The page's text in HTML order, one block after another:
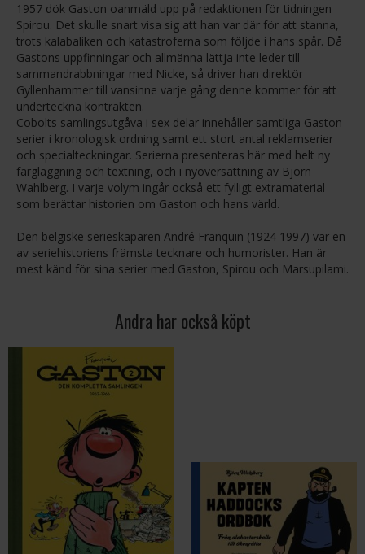
1957 dök Gaston oanmäld upp på redaktionen för tidningen
Spirou. Det skulle snart visa sig att han var där för att stanna,
trots kalabaliken och katastroferna som följde i hans spår. Då
Gastons uppfinningar och allmänna lättja inte leder till
sammandrabbningar med Nicke, så driver han direktör
Gyllenhammer till vansinne varje gång denne kommer för att
underteckna kontrakten.
Cobolts samlingsutgåva i sex delar innehåller samtliga Gaston-
serier i kronologisk ordning samt ett stort antal reklamserier
och specialteckningar. Serierna presenteras här med helt ny
färgläggning och textning, och i nyöversättning av Björn
Wahlberg. I varje volym ingår också ett fylligt extramaterial
som berättar historien om Gaston och hans värld.
Den belgiske serieskaparen André Franquin (1924 1997) var en
av seriehistoriens främsta tecknare och humorister. Han är
mest känd för sina serier med Gaston, Spirou och Marsupilami.
Andra har också köpt